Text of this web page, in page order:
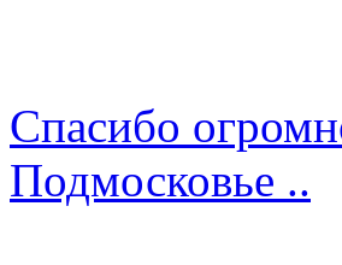
Спасибо
Подмосковье ..